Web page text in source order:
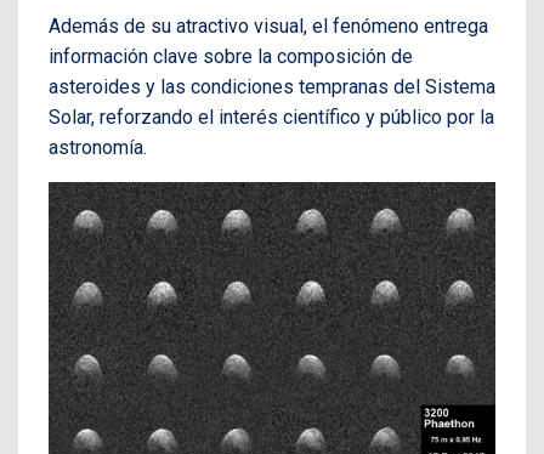
Además de su atractivo visual, el fenómeno entrega
información clave sobre la composición de
asteroides y las condiciones tempranas del Sistema
Solar, reforzando el interés científico y público por la
astronomía.